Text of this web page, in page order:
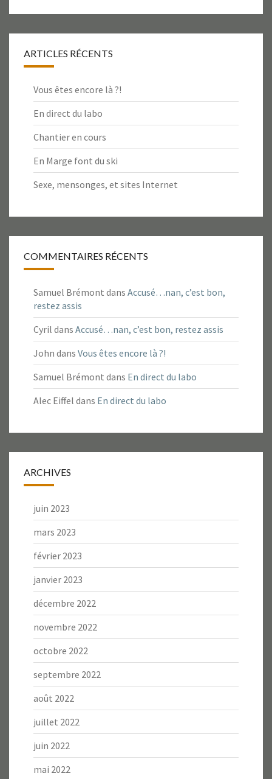
ARTICLES RÉCENTS
Vous êtes encore là ?!
En direct du labo
Chantier en cours
En Marge font du ski
Sexe, mensonges, et sites Internet
COMMENTAIRES RÉCENTS
Samuel Brémont dans Accusé…nan, c’est bon,
restez assis
Cyril dans Accusé…nan, c’est bon, restez assis
John dans Vous êtes encore là ?!
Samuel Brémont dans En direct du labo
Alec Eiffel dans En direct du labo
ARCHIVES
juin 2023
mars 2023
février 2023
janvier 2023
décembre 2022
novembre 2022
octobre 2022
septembre 2022
août 2022
juillet 2022
juin 2022
mai 2022